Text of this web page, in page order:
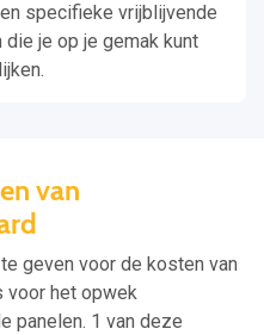
specifieke vrijblijvende
je op je gemak kunt
van
geven voor de kosten van
voor het opwek
panelen. 1 van deze